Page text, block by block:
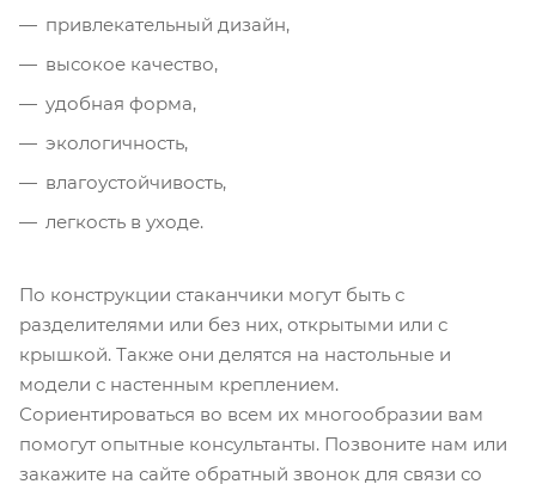
привлекательный дизайн,
высокое качество,
удобная форма,
экологичность,
влагоустойчивость,
легкость в уходе.
По конструкции стаканчики могут быть с
разделителями или без них, открытыми или с
крышкой. Также они делятся на настольные и
модели с настенным креплением.
Сориентироваться во всем их многообразии вам
помогут опытные консультанты. Позвоните нам или
закажите на сайте обратный звонок для связи со